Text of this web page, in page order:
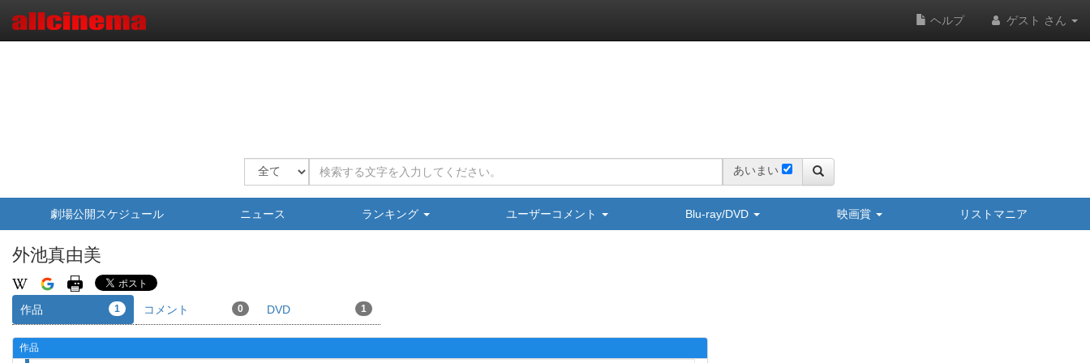
ヘルプ ゲスト さん
あいまい
劇場公開スケジュール ニュース ランキング ユーザーコメント Blu-ray/DVD 映画賞 リストマニア
外池真由美
作品 1 コメント 0 DVD 1
作品